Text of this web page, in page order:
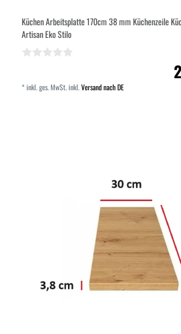
Küchen Arbeitsplatte 170cm 38 mm Küchenzeile
Artisan Eko Stilo
*inkl. ges. MwSt.inkl.Versand nach DE